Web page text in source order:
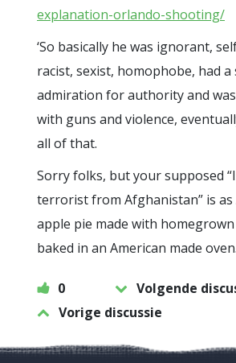
explanation-orlando-shooting/
‘So basically he was ignorant,
racist, sexist, homophobe, had a
admiration for authority and
with guns and violence,
all of that.
Sorry folks, but your supposed
terrorist from Afghanistan” is as
apple pie made with
baked in an American made
0
Volgende
Vorige discussie